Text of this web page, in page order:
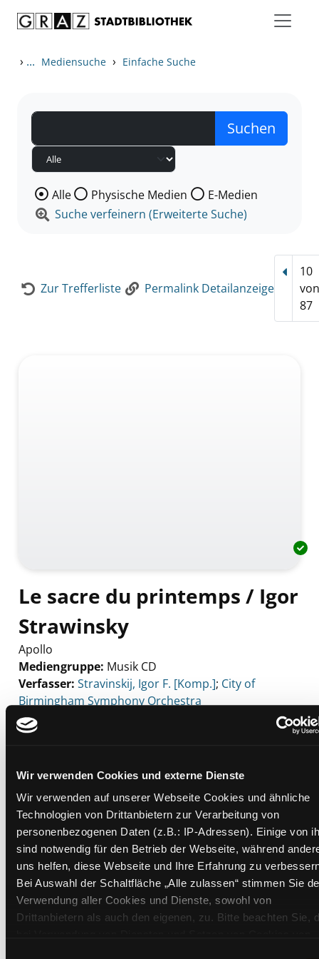
Wir verwenden Cookies und externe Dienste
Wir verwenden auf unserer Webseite Cookies und ähnliche
Technologien von Drittanbietern zur Verarbeitung von
personenbezogenen Daten (z.B.: IP-Adressen). Einige von
sind notwendig für den Betrieb der Webseite, während
uns helfen, diese Webseite und Ihre Erfahrung zu
Bei Auswahl der Schaltfläche „Alle zulassen“ stimmen Sie
Verwendung aller Cookies und Dienste, sowohl von
Drittanbietern als auch den eigenen, zu. Bitte beachten Sie,
› ... Mediensuche › Einfache Suche
Wählen Sie die Medienart nach der Sie suchen wollen.
Alle Physische Medien
E-Medien
Suche verfeinern (Erweiterte Suche)
Zur Trefferliste Permalink Detailanzeige
10
von
87
Le sacre du printemps / Igor
Strawinsky
Apollo
Mediengruppe: Musik CD
Verfasser: Suche nach diesem Verfasser
Stravinskij, Igor F. [Komp.]; City of
Birmingham Symphony Orchestra
Beschreibung ein-/ausblenden
Exemplare
Zweigstelle:
Mediathek
Signatur: TD.MK STR
Standort 2:Ausleihe
Status: Verfügbar